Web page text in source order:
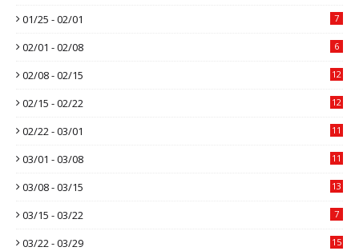
01/25 - 02/01 7
02/01 - 02/08 6
02/08 - 02/15 12
02/15 - 02/22 12
02/22 - 03/01 11
03/01 - 03/08 11
03/08 - 03/15 13
03/15 - 03/22 7
03/22 - 03/29 15